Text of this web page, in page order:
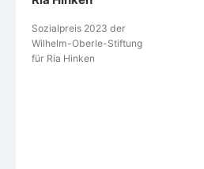
Sozialpreis 2023 der
Wilhelm-Oberle-Stiftung
für Ria Hinken